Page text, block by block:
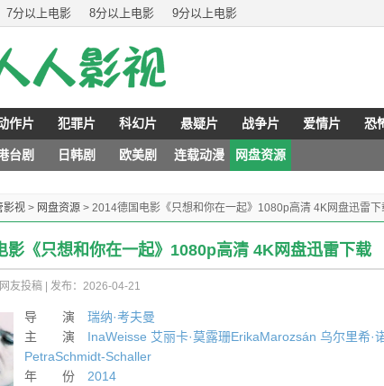
7分以上电影 8分以上电影 9分以上电影
作片 犯罪片 科幻片 悬疑片 战争片 爱情片 恐
台剧 日韩剧 欧美剧 连载动漫 网盘资源
影视 > 网盘资源 > 2014德国电影《只想和你在一起》1080p高清 4K网盘迅雷下
影《只想和你在一起》1080p高清 4K网盘迅雷下载
友投稿 发布：2026-04-21
导 演 瑞纳·考夫曼
主 演 InaWeisse 艾丽卡·莫露珊ErikaMarozsán 乌尔里希·
PetraSchmidt-Schaller
年 份 2014